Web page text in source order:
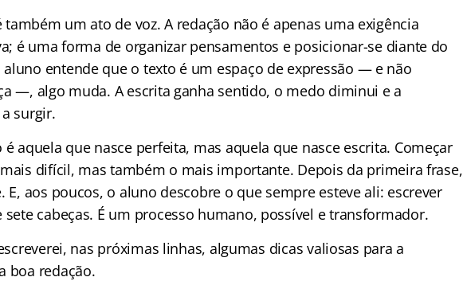
também um ato de voz. A redação não é apenas uma exigência
é uma forma de organizar pensamentos e posicionar-se diante do
entende que o texto é um espaço de expressão — e não
—, algo muda. A escrita ganha sentido, o medo diminui e a
surgir.
é aquela que nasce perfeita, mas aquela que nasce escrita. Começar
difícil, mas também o mais importante. Depois da primeira frase,
E, aos poucos, o aluno descobre o que sempre esteve ali: escrever
cabeças. É um processo humano, possível e transformador.
nas próximas linhas, algumas dicas valiosas para a
boa redação.